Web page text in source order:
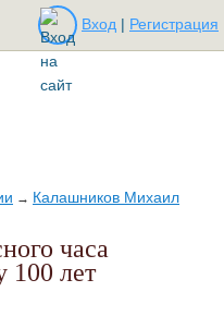
Вход | Регистрация
→ Калашников Михаил
100 лет